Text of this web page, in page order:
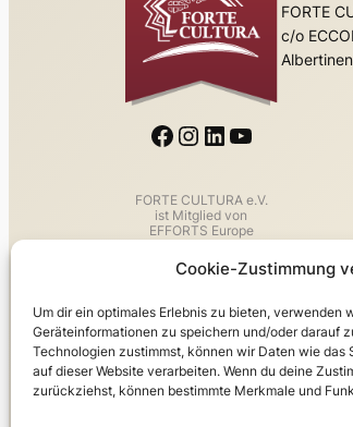
Cookie-Zustimmung
Um dir ein optimales Erlebnis zu bieten, verwenden
Geräteinformationen zu speichern und/oder darauf
Technologien zustimmst, können wir Daten wie das
auf dieser Website verarbeiten. Wenn du deine
zurückziehst, können bestimmte Merkmale und
Facebook Instagram LinkedIn YouTube
FORTE CULTURA e.V.
ist Mitglied von
EFFORTS Europe
FORTE
c/o